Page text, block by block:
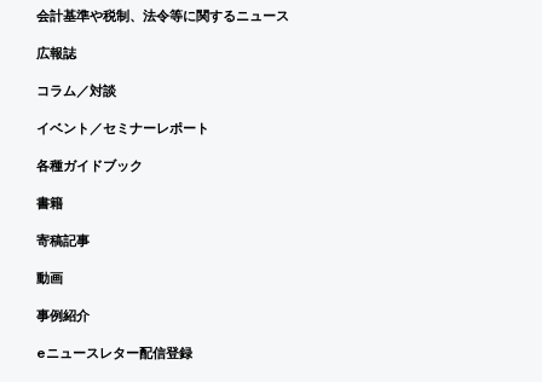
会計基準や税制、法令等に関するニュース
広報誌
コラム／対談
イベント／セミナーレポート
各種ガイドブック
書籍
寄稿記事
動画
事例紹介
eニュースレター配信登録